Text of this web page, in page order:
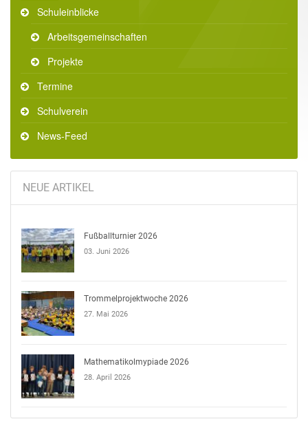
Schuleinblicke
Arbeitsgemeinschaften
Projekte
Termine
Schulverein
News-Feed
NEUE ARTIKEL
Fußballturnier 2026
03. Juni 2026
Trommelprojektwoche 2026
27. Mai 2026
Mathematikolmypiade 2026
28. April 2026